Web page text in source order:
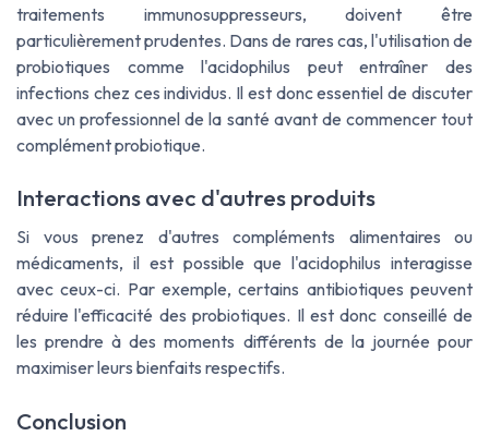
traitements immunosuppresseurs, doivent être
particulièrement prudentes. Dans de rares cas, l'utilisation de
probiotiques comme l'acidophilus peut entraîner des
infections chez ces individus. Il est donc essentiel de discuter
avec un professionnel de la santé avant de commencer tout
complément probiotique.
Interactions avec d'autres produits
Si vous prenez d'autres compléments alimentaires ou
médicaments, il est possible que l'acidophilus interagisse
avec ceux-ci. Par exemple, certains antibiotiques peuvent
réduire l'efficacité des probiotiques. Il est donc conseillé de
les prendre à des moments différents de la journée pour
maximiser leurs bienfaits respectifs.
Conclusion